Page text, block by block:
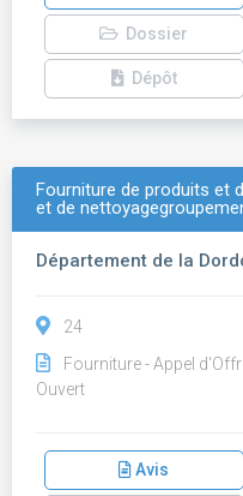
Dossier
Dépôt
Fourniture de produits et
et de
Département de la
24
Fourniture - Appel
Ouvert
Avis